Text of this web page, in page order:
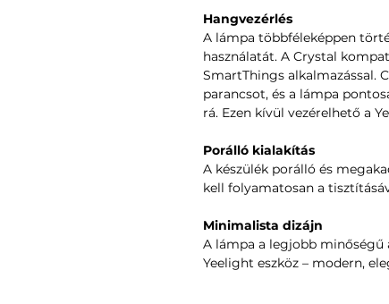
Hangvezérlés
A lámpa többféleképpen
használatát. A Crystal
SmartThings alkalmazással.
parancsot, és a lámpa
rá. Ezen kívül vezérelhető a
Porálló kialakítás
A készülék porálló és
kell folyamatosan a
Minimalista dizájn
A lámpa a legjobb minőségű
Yeelight eszköz – modern,